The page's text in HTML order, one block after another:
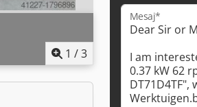
1 /3
Mesaj*